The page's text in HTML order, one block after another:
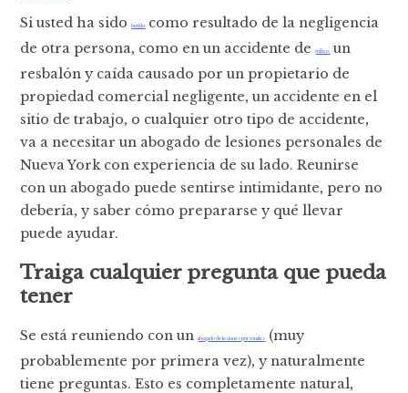
Si usted ha sidoherido
como resultado de la negligencia
de otra persona, como en un accidente detráfico,
un
resbalón y caída causado por un propietario de
propiedad comercial negligente, un accidente en el
sitio de trabajo, o cualquier otro tipo de accidente,
va a necesitar un abogado de lesiones personales de
Nueva York con experiencia de su lado. Reunirse
con un abogado puede sentirse intimidante, pero no
debería, y saber cómo prepararse y qué llevar
puede ayudar.
Traiga cualquier pregunta que pueda
tener
Se está reuniendo con unabogado de lesiones personales
(muy
probablemente por primera vez), y naturalmente
tiene preguntas. Esto es completamente natural,